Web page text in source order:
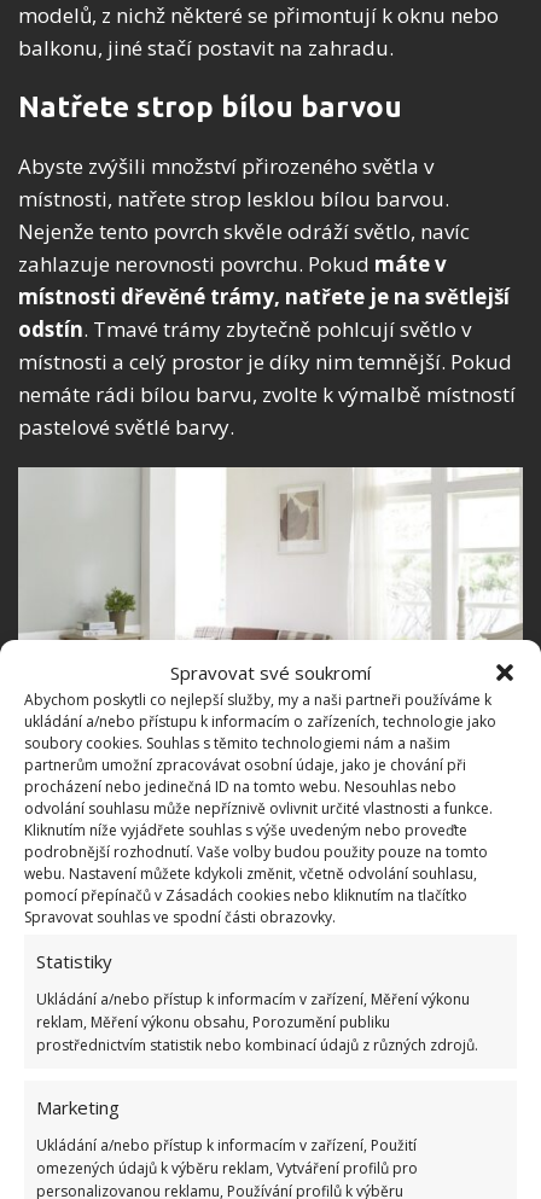
Spravovat své soukromí
Abychom poskytli co nejlepší služby, my a naši partneři používáme k
ukládání a/nebo přístupu k informacím o zařízeních, technologie jako
soubory cookies. Souhlas s těmito technologiemi nám a našim
partnerům umožní zpracovávat osobní údaje, jako je chování při
procházení nebo jedinečná ID na tomto webu. Nesouhlas nebo
odvolání souhlasu může nepříznivě ovlivnit určité vlastnosti a funkce.
Kliknutím níže vyjádřete souhlas s výše uvedeným nebo proveďte
podrobnější rozhodnutí. Vaše volby budou použity pouze na tomto
webu. Nastavení můžete kdykoli změnit, včetně odvolání souhlasu,
pomocí přepínačů v Zásadách cookies nebo kliknutím na tlačítko
Spravovat souhlas ve spodní části obrazovky.
Statistiky
Ukládání a/nebo přístup k informacím v zařízení, Měření výkonu
reklam, Měření výkonu obsahu, Porozumění publiku
prostřednictvím statistik nebo kombinací údajů z různých zdrojů.
Marketing
Ukládání a/nebo přístup k informacím v zařízení, Použití
omezených údajů k výběru reklam, Vytváření profilů pro
personalizovanou reklamu, Používání profilů k výběru
modelů, z nichž některé se přimontují k oknu nebo
balkonu, jiné stačí postavit na zahradu.
Natřete strop bílou barvou
Abyste zvýšili množství přirozeného světla v
místnosti, natřete strop lesklou bílou barvou.
Nejenže tento povrch skvěle odráží světlo, navíc
zahlazuje nerovnosti povrchu. Pokud máte v
místnosti dřevěné trámy, natřete je na světlejší
odstín. Tmavé trámy zbytečně pohlcují světlo v
místnosti a celý prostor je díky nim temnější. Pokud
nemáte rádi bílou barvu, zvolte k výmalbě místností
pastelové světlé barvy.
Fotografie: Pixabay
Dopřejte si terapii světlem
Zejména v zimních měsících, kdy je světla i venku
chybí energie. K dostání jsou speciální světelné
lampy, které vám pomohou tento světelný deficit
vyrovnat.Stačí speciální lampu používat 20 minut
Můžete si u toho číst, relaxovat nebo cvičit. Vaše tělo
se bude cítit, jako byste byli na sluníčku, ale bez
škodlivých UV paprsků.